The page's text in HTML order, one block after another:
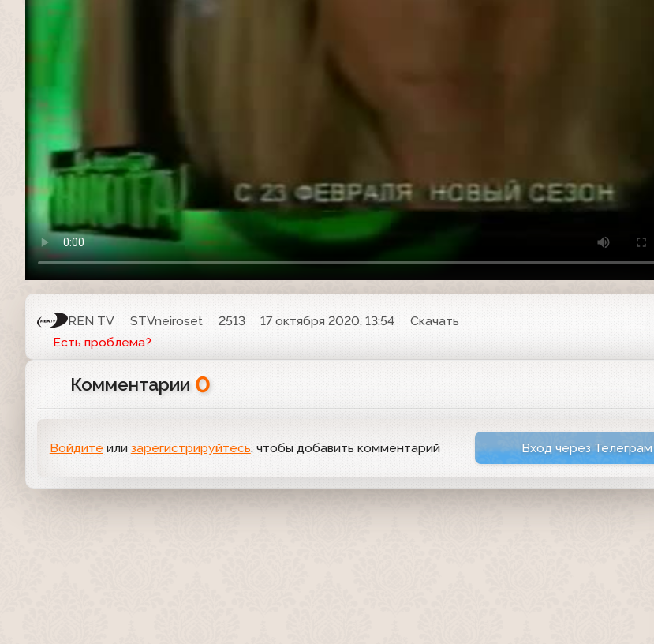
REN TV STVneiroset 2513 17 октября 2020, 13:54
Скачать
Есть проблема?
Комментарии 0
Войдите или зарегистрируйтесь, чтобы добавить комментарий Вход через Телеграм